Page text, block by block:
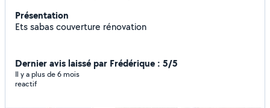
Présentation
Ets sabas couverture rénovation
Dernier avis laissé par Frédérique : 5/5
Il y a plus de 6 mois
reactif